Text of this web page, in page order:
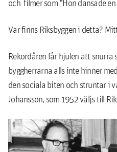
och filmer som ”Hon dansade en
Var finns Riksbyggen i detta?
Rekordåren får hjulen att
byggherrarna alls inte hinner
den sociala biten och struntar i
Johansson, som 1952 väljs till